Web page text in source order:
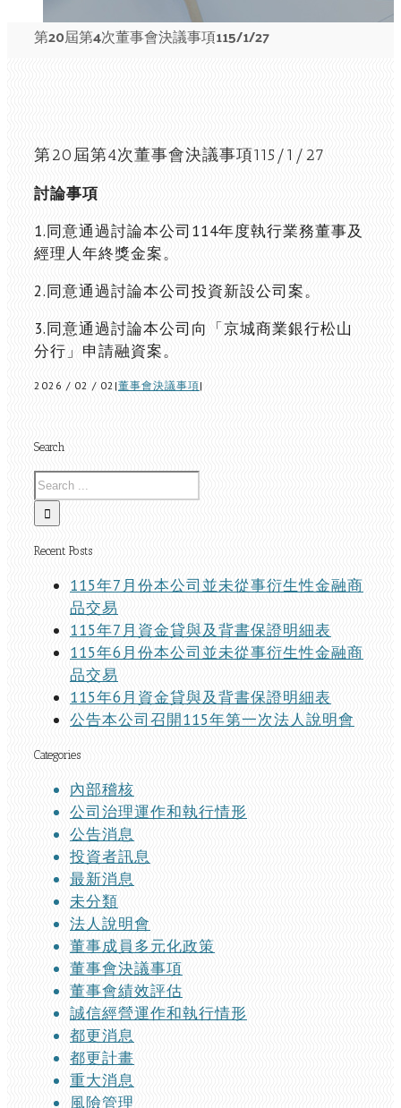
第20屆第4次董事會決議事項115/1/27
第20屆第4次董事會決議事項115/1/27
討論事項
1.同意通過討論本公司114年度執行業務董事及
經理人年終獎金案。
2.同意通過討論本公司投資新設公司案。
3.同意通過討論本公司向「京城商業銀行松山
分行」申請融資案。
2026 / 02 / 02 |董事會決議事項|
Search
Recent Posts
115年7月份本公司並未從事衍生性金融商
品交易
115年7月資金貸與及背書保證明細表
115年6月份本公司並未從事衍生性金融商
品交易
115年6月資金貸與及背書保證明細表
公告本公司召開115年第一次法人說明會
Categories
內部稽核
公司治理運作和執行情形
公告消息
投資者訊息
最新消息
未分類
法人說明會
董事成員多元化政策
董事會決議事項
董事會績效評估
誠信經營運作和執行情形
都更消息
都更計畫
重大消息
風險管理